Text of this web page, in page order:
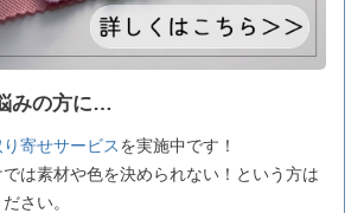
みの方に…
り寄せサービスを実施中です！
は素材や色を決められない！という方は
さい。